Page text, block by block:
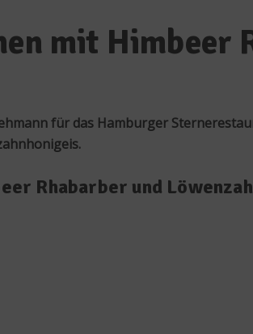
mit Himbeer
für das Hamburger
Rhabarber und